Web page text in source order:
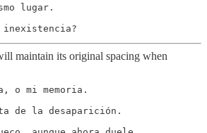
lugar.
maintain its original spacing when
o mi memoria.
de la desaparición.